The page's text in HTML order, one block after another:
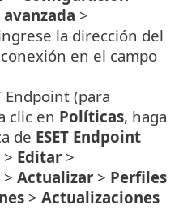
>
la dirección del
en el campo
Endpoint (para
clic en Políticas, haga
de ESET Endpoint
> Editar >
> Actualizar > Perfiles
> Actualizaciones